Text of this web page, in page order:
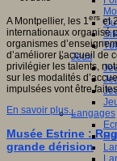
Jeux
Langages
A Montpellier, les 1ers et
internationaux organisé
organismes
d’améliorer l’accueil de
privilégier les talents,
sur les modalités
impulsées vont être
En savoir plus...
Musée Estrine :
grande dérision